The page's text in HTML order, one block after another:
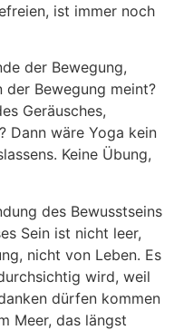
ist immer noch
der Bewegung,
Bewegung meint?
Geräusches,
Dann wäre Yoga kein
Keine Übung,
des Bewusstseins
Sein ist nicht leer,
nicht von Leben. Es
wird, weil
dürfen kommen
Meer, das längst